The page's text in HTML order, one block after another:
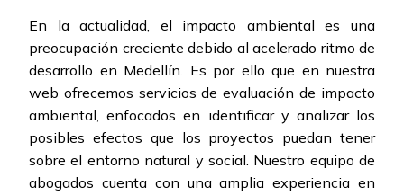
En la actualidad, el impacto ambiental es una
preocupación creciente debido al acelerado ritmo de
desarrollo en Medellín. Es por ello que en nuestra
web ofrecemos servicios de evaluación de impacto
ambiental, enfocados en identificar y analizar los
posibles efectos que los proyectos puedan tener
sobre el entorno natural y social. Nuestro equipo de
abogados cuenta con una amplia experiencia en